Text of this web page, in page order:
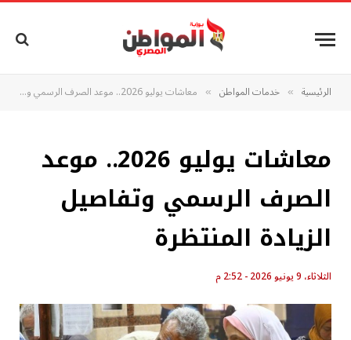
الرئيسية » خدمات المواطن » معاشات يوليو 2026.. موعد الصرف الرسمي وتفاصيل الزيادة المنتظرة
معاشات يوليو 2026.. موعد
الصرف الرسمي وتفاصيل
الزيادة المنتظرة
الثلاثاء، 9 يونيو 2026 - 2:52 م